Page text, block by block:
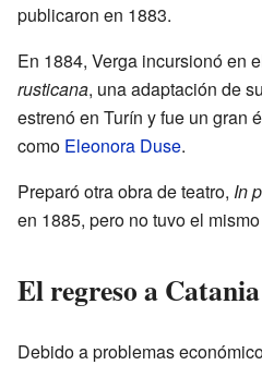
publicaron en 1883.
En 1884, Verga incursionó en
rusticana, una adaptación de
estrenó en Turín y fue un gran
como Eleonora Duse.
Preparó otra obra de teatro, In
en 1885, pero no tuvo el
El regreso a Catania
Debido a problemas